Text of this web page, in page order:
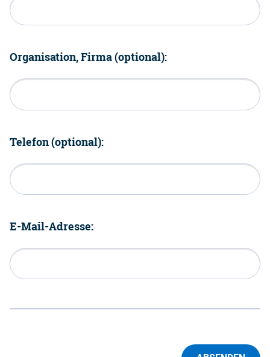
Organisation, Firma (optional):
Telefon (optional):
E-Mail-Adresse: